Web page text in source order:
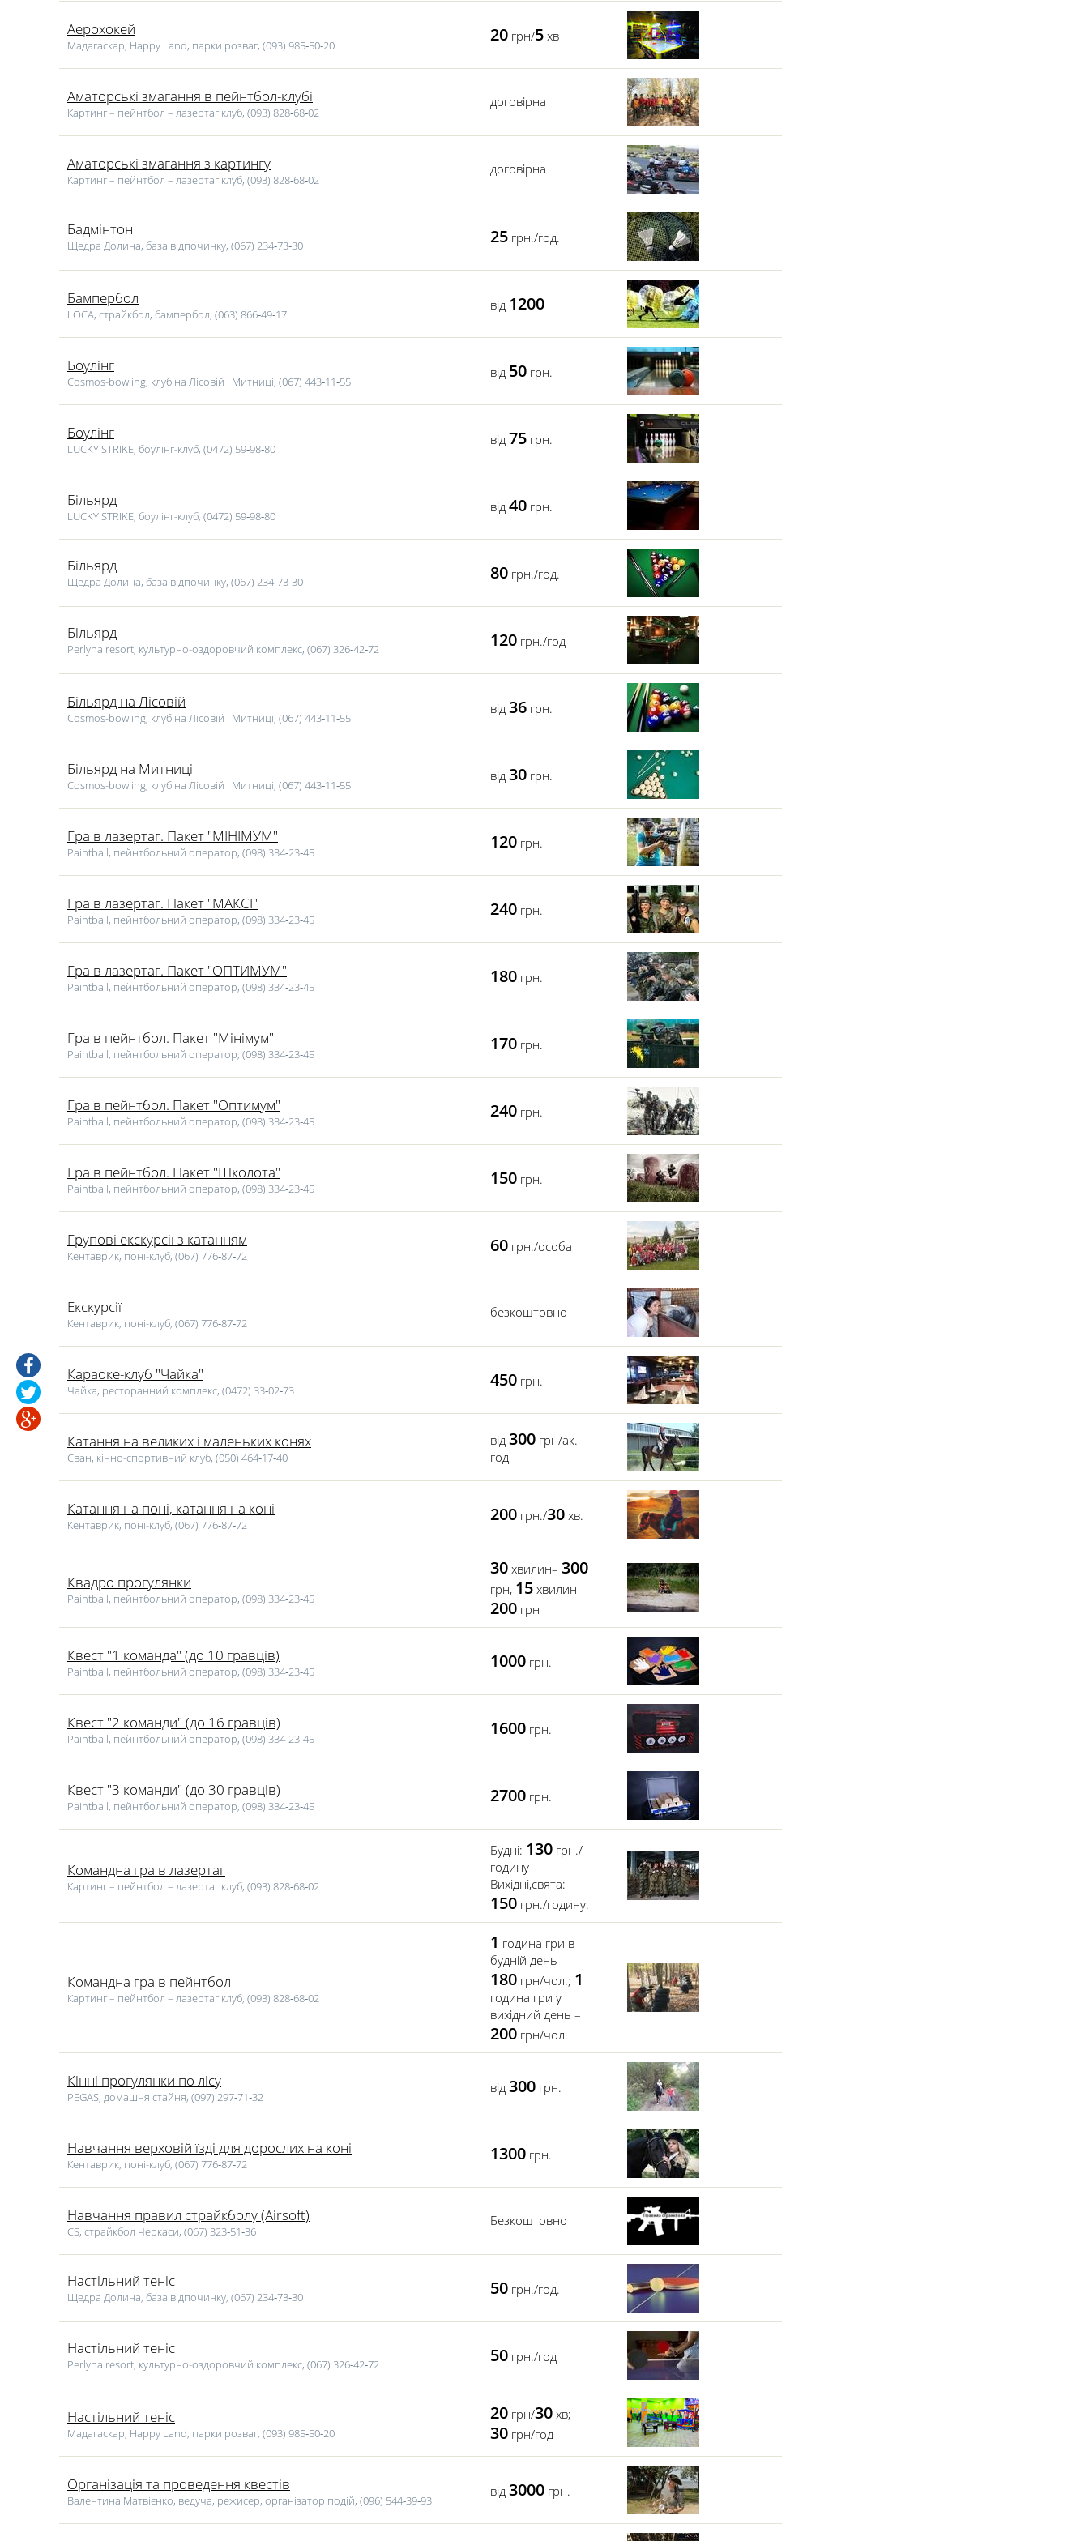
найкращий час, щоб відкрити для себе нові активні види спорту. Пейнтбол, страйкбол, картинги, катання на квадроциклах та інші види літнього
активного відпочинку в Черкасах – це саме те, що треба, щоб отримати заряд позитивних емоцій.
Аерохокей
Мадагаскар, Happy Land, парки розваг, (093) 985‑50‑20 20 грн/5 хв
Аматорські змагання в пейнтбол-клубі
Картинг – пейнтбол – лазертаг клуб, (093) 828‑68‑02
договірна
Аматорські змагання з картингу
Картинг – пейнтбол – лазертаг клуб, (093) 828‑68‑02
договірна
Бадмінтон
Щедра Долина, база відпочинку, (067) 234‑73‑30 25 грн./год.
Бампербол
LOCA, cтрайкбол, бампербол, (063) 866‑49‑17
від 1200
Боулінг
Cosmos-bowling, клуб на Лісовій і Митниці, (067) 443‑11‑55
від 50 грн.
Боулінг
LUCKY STRIKE, боулінг-клуб, (0472) 59‑98‑80
від 75 грн.
Більярд
LUCKY STRIKE, боулінг-клуб, (0472) 59‑98‑80
від 40 грн.
Більярд
Щедра Долина, база відпочинку, (067) 234‑73‑30 80 грн./год.
Більярд
Perlyna resort, культурно-оздоровчий комплекс, (067) 326‑42‑72 120 грн./год
Більярд на Лісовій
Cosmos-bowling, клуб на Лісовій і Митниці, (067) 443‑11‑55
від 36 грн.
Більярд на Митниці
Cosmos-bowling, клуб на Лісовій і Митниці, (067) 443‑11‑55
від 30 грн.
Гра в лазертаг. Пакет "МІНІМУМ"
Paintball, пейнтбольний оператор, (098) 334‑23‑45 120 грн.
Гра в лазертаг. Пакет "МАКСІ"
Paintball, пейнтбольний оператор, (098) 334‑23‑45 240 грн.
Гра в лазертаг. Пакет "ОПТИМУМ"
Paintball, пейнтбольний оператор, (098) 334‑23‑45 180 грн.
Гра в пейнтбол. Пакет "Мінімум"
Paintball, пейнтбольний оператор, (098) 334‑23‑45 170 грн.
Гра в пейнтбол. Пакет "Оптимум"
Paintball, пейнтбольний оператор, (098) 334‑23‑45 240 грн.
Гра в пейнтбол. Пакет "Школота"
Paintball, пейнтбольний оператор, (098) 334‑23‑45 150 грн.
Групові екскурсії з катанням
Кентаврик, поні-клуб, (067) 776‑87‑72 60 грн./особа
Екскурсії
Кентаврик, поні-клуб, (067) 776‑87‑72
безкоштовно
Караоке-клуб "Чайка"
Чайка, ресторанний комплекс, (0472) 33‑02‑73 450 грн.
Катання на великих і маленьких конях
Сван, кінно-спортивний клуб, (050) 464‑17‑40
від 300 грн/ак.
год
Катання на поні, катання на коні
Кентаврик, поні-клуб, (067) 776‑87‑72 200 грн./30 хв.
Квадро прогулянки
Paintball, пейнтбольний оператор, (098) 334‑23‑45
30 хвилин– 300
грн, 15 хвилин–
200 грн
Квест "1 команда" (до 10 гравців)
Paintball, пейнтбольний оператор, (098) 334‑23‑45 1000 грн.
Квест "2 команди" (до 16 гравців)
Paintball, пейнтбольний оператор, (098) 334‑23‑45 1600 грн.
Квест "3 команди" (до 30 гравців)
Paintball, пейнтбольний оператор, (098) 334‑23‑45 2700 грн.
Командна гра в лазертаг
Картинг – пейнтбол – лазертаг клуб, (093) 828‑68‑02
Будні: 130 грн./
годину
Вихідні,свята:
150 грн./годину.
Командна гра в пейнтбол
Картинг – пейнтбол – лазертаг клуб, (093) 828‑68‑02
1 година гри в
будній день –
180 грн/чол.; 1
година гри у
вихідний день –
200 грн/чол.
Кінні прогулянки по лісу
PEGAS, домашня стайня, (097) 297‑71‑32
від 300 грн.
Навчання верховій їзді для дорослих на коні
Кентаврик, поні-клуб, (067) 776‑87‑72 1300 грн.
Навчання правил страйкболу (Airsoft)
CS, страйкбол Черкаси, (067) 323‑51‑36
Безкоштовно
Настільний теніс
Щедра Долина, база відпочинку, (067) 234‑73‑30 50 грн./год.
Настільний теніс
Perlyna resort, культурно-оздоровчий комплекс, (067) 326‑42‑72 50 грн./год
Настільний теніс
Мадагаскар, Happy Land, парки розваг, (093) 985‑50‑20
20 грн/30 хв;
30 грн/год
Організація та проведення квестів
Валентина Матвієнко, ведуча, режисер, організатор подій, (096) 544‑39‑93
від 3000 грн.